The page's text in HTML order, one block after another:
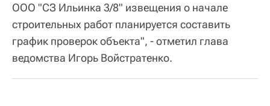
ООО "СЗ Ильинка 3/8" извещения о начале
строительных работ планируется составить
график проверок объекта", - отметил глава
ведомства Игорь Войстратенко.